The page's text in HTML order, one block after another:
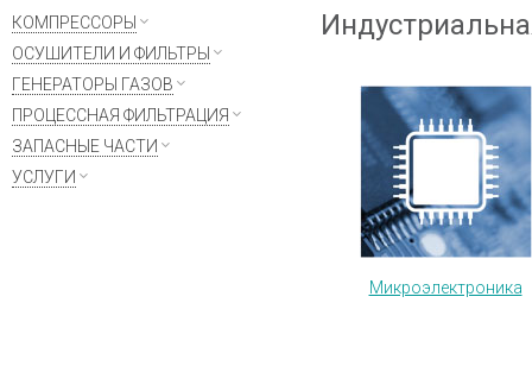
КОМПРЕССОРЫ
ОСУШИТЕЛИ И ФИЛЬТРЫ
ГЕНЕРАТОРЫ ГАЗОВ
ПРОЦЕССНАЯ ФИЛЬТРАЦИЯ
ЗАПАСНЫЕ ЧАСТИ
УСЛУГИ
Микроэлектроника